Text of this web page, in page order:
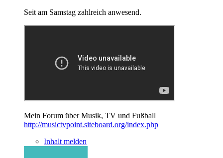
Seit am Samstag zahlreich anwesend.
Mein Forum über Musik, TV und Fußball
http://musictvpoint.siteboard.org/index.php
Inhalt melden